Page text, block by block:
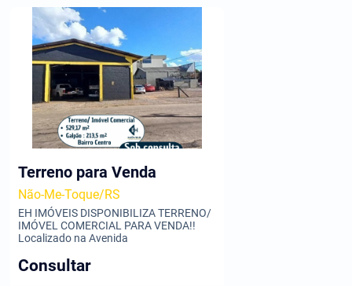
Terreno para Venda
Não-Me-Toque/RS
EH IMÓVEIS DISPONIBILIZA TERRENO/
IMÓVEL COMERCIAL PARA VENDA!!
Localizado na Avenida
Consultar